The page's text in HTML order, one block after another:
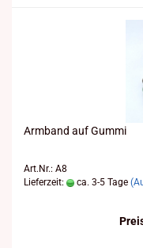
Arm­band auf Gummi
Art.Nr.: A8
Lieferzeit:
ca. 3-5 Tage